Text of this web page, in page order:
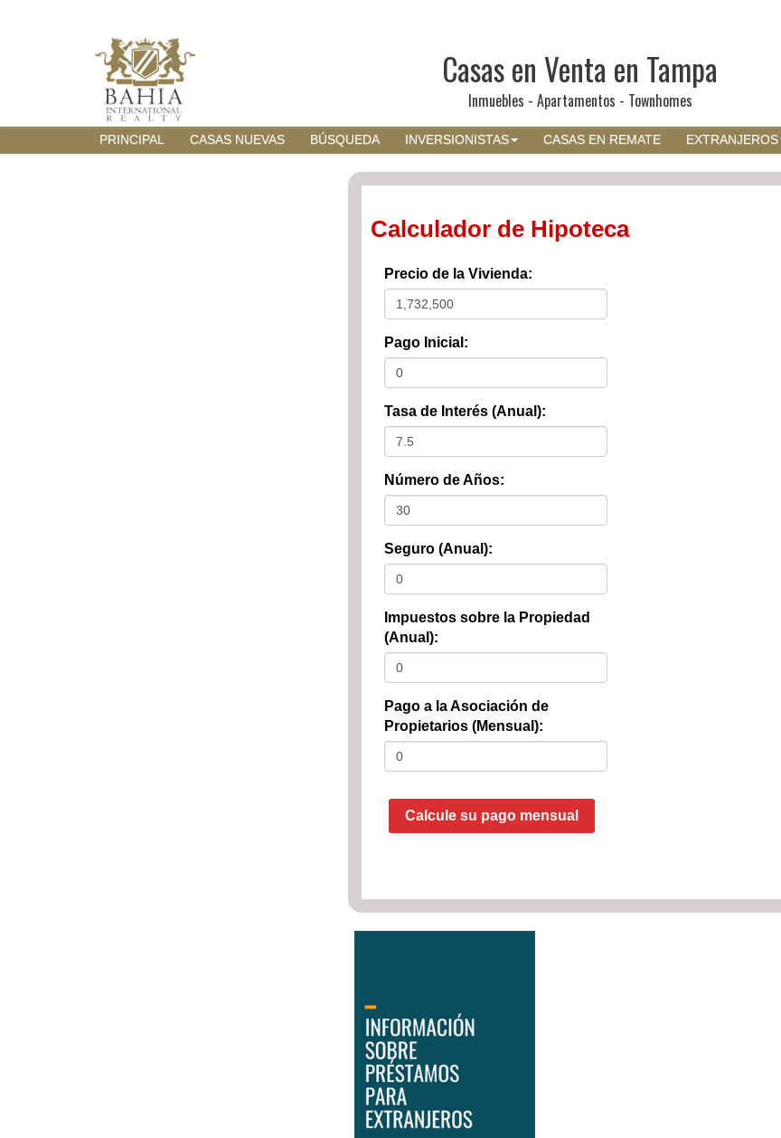
Casas en Venta en Tampa
Inmuebles - Apartamentos - Townhomes
PRINCIPAL CASAS NUEVAS BÚSQUEDA INVERSIONISTAS CASAS EN REMATE EXTRANJEROS
Calculador de Hipoteca
Precio de la Vivienda:
Pago Inicial:
Tasa de Interés (Anual):
Número de Años:
Seguro (Anual):
Impuestos sobre la Propiedad
(Anual):
Pago a la Asociación de
Propietarios (Mensual):
Calcule su pago mensual